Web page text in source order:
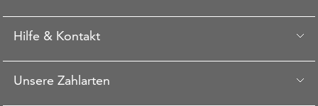
Hilfe & Kontakt
Unsere Zahlarten